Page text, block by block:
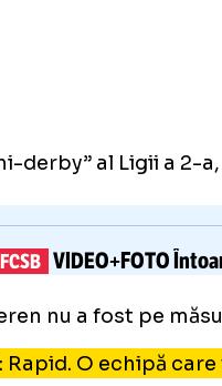
derby” al Ligii a
VIDEO+FOTO
nu a fost pe
Rapid. O echipă